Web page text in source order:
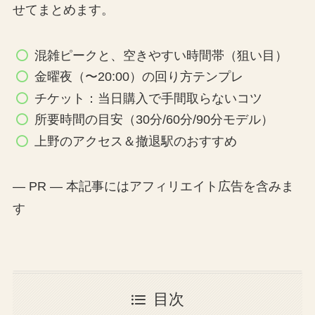
せてまとめます。
混雑ピークと、空きやすい時間帯（狙い目）
金曜夜（〜20:00）の回り方テンプレ
チケット：当日購入で手間取らないコツ
所要時間の目安（30分/60分/90分モデル）
上野のアクセス＆撤退駅のおすすめ
— PR — 本記事にはアフィリエイト広告を含みま
す
目次